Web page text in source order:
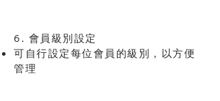
6. 會員級別設定
可自行設定每位會員的級別，以方便
管理